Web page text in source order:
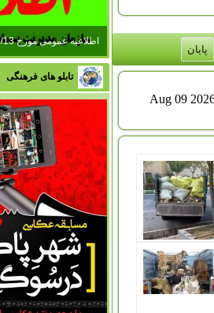
پایان
اطلاعیه عمومی مورخ 1396/02/13
تابلو های فرهنگی